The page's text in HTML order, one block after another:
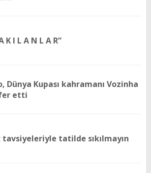
K I L A N L A R”
Dünya Kupası kahramanı Vozinha
etti
tatilde sıkılmayın